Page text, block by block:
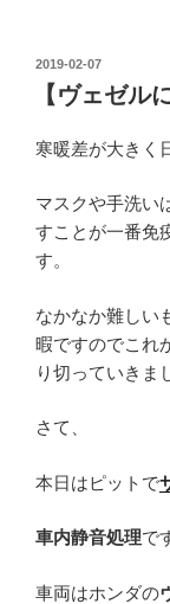
投
稿
日:
2019-02-07
【ヴェゼル
寒暖差が大きく
マスクや手洗い
すことが一番免
す。
なかなか難しい
暇ですのでこれ
り切っていきま
さて、
本日はピットで
車内静音処理で
車両はホンダの